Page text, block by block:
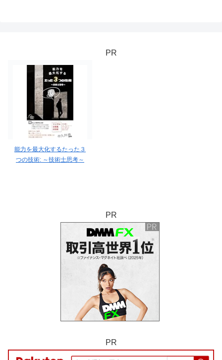
PR
能力を最大化するたった３
つの技術: ～技術士思考～
PR
PR